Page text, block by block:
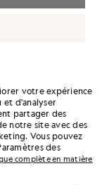
et échanges
S'INSCRIRE
votre expérience
et d'analyser
partager des
notre site avec des
Vous pouvez
des
complète en matière